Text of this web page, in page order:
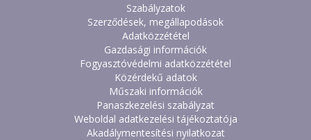
Szabályzatok
Szerződések, megállapodások
Adatközzététel
Gazdasági információk
Fogyasztóvédelmi adatközzététel
Közérdekű adatok
Műszaki információk
Panaszkezelési szabályzat
Weboldal adatkezelési tájékoztatója
Akadálymentesítési nyilatkozat